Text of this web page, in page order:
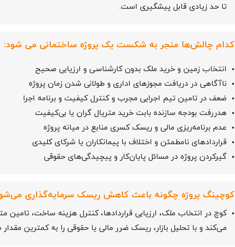
تا حد زیادی قابل پیشگیری است.
کدام چالش‌ها منجر به شکست یک پروژه ساختمانی می شود:
انتخاب زمین و خرید ملک بدون کارشناسی و ارزیابی صحیح
ناآگاهی در دریافت مجوزهای اداری و طولانی شدن زمان پروژه
ضعف در تامین تیم اجرایی مجرب و کنترل کیفیت و برنامه اجرا
هدررفت بودجه سازنده بابت خرید متریال گران یا بی‌کیفیت
عدم برنامه‌ریزی مالی و ریسک کسری منابع در میانه پروژه
قراردادهای نامطمئن و اختلاف با پیمانکاران یا شرکای کلیدی
گیرکردن پروژه در مسائل پایان‌کار و پیچیدگی‌های حقوقی
کوچینگ پروژه چگونه باعث کاهش ریسک سرمایه‌گذاری
کوچ در انتخاب ملک، ارزیابی قراردادها، کنترل هزینه ساخت، تامین
می‌کند و با تحلیل بازار، ریسک ضرر مالی یا حقوقی را به کمترین